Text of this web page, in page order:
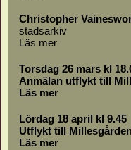
Christopher
stadsarkiv
Läs mer
Torsdag 26 mars kl
Anmälan utflykt till
Läs mer
Lördag 18 april kl 9.45
Utflykt till
Läs mer